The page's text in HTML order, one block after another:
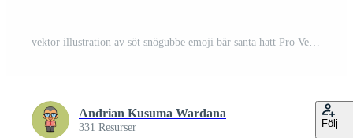
vektor illustration av söt snögubbe emoji bär santa hatt Pro Vektor
Andrian Kusuma Wardana
331 Resurser Följ